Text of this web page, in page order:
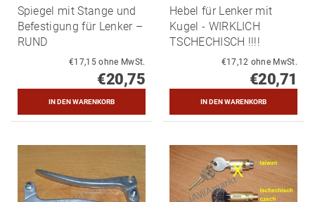
Spiegel mit Stange und
Befestigung für Lenker –
RUND
€17,15 ohne MwSt.
€20,75
Hebel für Lenker mit
Kugel - WIRKLICH
TSCHECHISCH !!!!
€17,12 ohne MwSt.
€20,71